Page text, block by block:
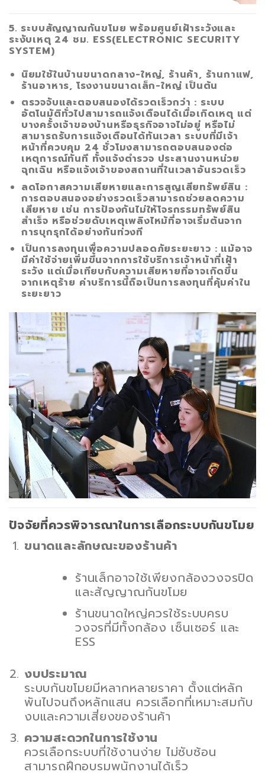
5. ระบบสัญญาณกันขโมย พร้อมศูนย์เฝ้าระวังและ
ระงับเหตุ 24 ชม. ESS(ELECTRONIC SECURITY
SYSTEM)
นิยมใช้ในบ้านขนาดกลาง-ใหญ่, ร้านค้า, ร้านกาแฟ,
ร้านอาหาร, โรงงานขนาดเล็ก-ใหญ่ เป็นต้น
ตรวจจับและตอบสนองได้รวดเร็วกว่า : ระบบ
อัตโนมัติทั่วไปสามารถแจ้งเตือนได้เมื่อเกิดเหตุ แต่
บางครั้งเจ้าของบ้านหรือธุรกิจอาจไม่อยู่ หรือไม่
สามารถรับการแจ้งเตือนได้ทันเวลา ระบบที่มีเจ้า
หน้าที่ควบคุม 24 ชั่วโมงสามารถตอบสนองต่อ
เหตุการณ์ทันที ทั้งแจ้งตำรวจ ประสานงานหน่วย
ฉุกเฉิน หรือแจ้งเจ้าของสถานที่ในเวลาอันรวดเร็ว
ลดโอกาสความเสียหายและการสูญเสียทรัพย์สิน :
การตอบสนองอย่างรวดเร็วสามารถช่วยลดความ
เสียหาย เช่น การป้องกันไม่ให้โจรกรรมทรัพย์สิน
สำเร็จ หรือช่วยดับเหตุเพลิงไหม้ที่อาจเริ่มต้นจาก
การบุกรุกได้อย่างทันท่วงที
เป็นการลงทุนเพื่อความปลอดภัยระยะยาว : แม้อาจ
มีค่าใช้จ่ายเพิ่มขึ้นจากการใช้บริการเจ้าหน้าที่เฝ้า
ระวัง แต่เมื่อเทียบกับความเสียหายที่อาจเกิดขึ้น
จากเหตุร้าย ค่าบริการนี้ถือเป็นการลงทุนที่คุ้มค่าใน
ระยะยาว
ปัจจัยที่ควรพิจารณาในการเลือกระบบกันขโมย
ขนาดและลักษณะของร้านค้า
ร้านเล็กอาจใช้เพียงกล้องวงจรปิด
และสัญญาณกันขโมย
ร้านขนาดใหญ่ควรใช้ระบบครบ
วงจรที่มีทั้งกล้อง เซ็นเซอร์ และ
ESS
งบประมาณ
ระบบกันขโมยมีหลากหลายราคา ตั้งแต่หลัก
พันไปจนถึงหลักแสน ควรเลือกที่เหมาะสมกับ
งบและความเสี่ยงของร้านค้า
ความสะดวกในการใช้งาน
ควรเลือกระบบที่ใช้งานง่าย ไม่ซับซ้อน
สามารถฝึกอบรมพนักงานได้เร็ว